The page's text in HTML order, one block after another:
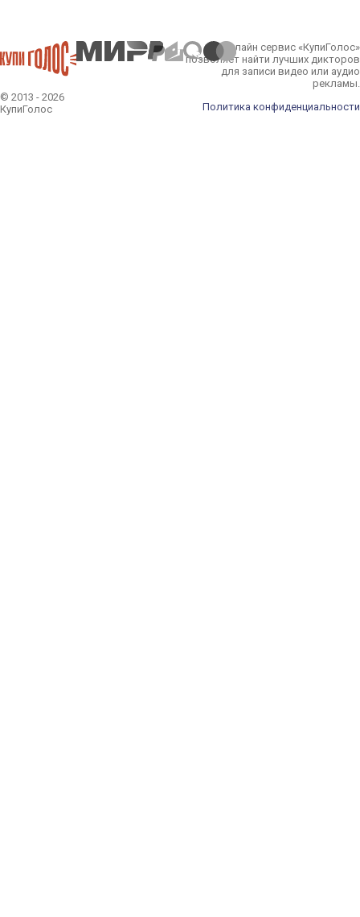
© 2013 - 2026
КупиГолос
Онлайн сервис «КупиГолос»
позволяет найти лучших дикторов
для записи видео или аудио
рекламы.
Политика конфиденциальности